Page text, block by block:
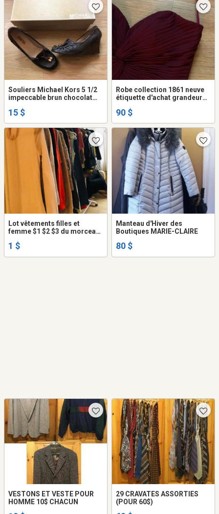
Souliers Michael Kors 5 1/2
impeccable brun chocolat
15 $
Robe collection 1861 neuve
étiquette d'achat grandeur
90 $
Lot vêtements filles et
femme $1 $2 $3 du morceau
1 $
Manteau d'Hiver des
Boutiques MARIE-CLAIRE
80 $
VESTONS ET VESTE POUR
HOMME 10$ CHACUN
29 CRAVATES ASSORTIES
(POUR 60$)